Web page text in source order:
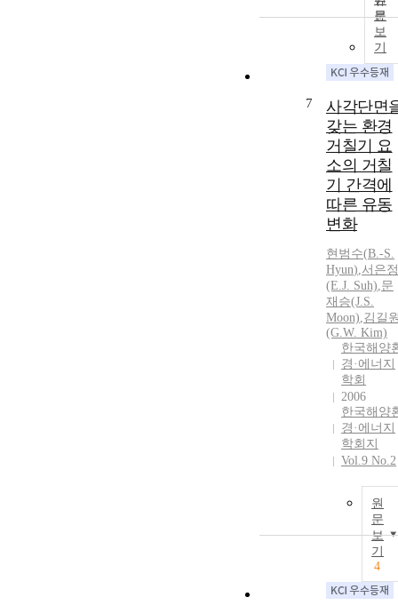
문
보
기
7
사각단면
갖는 환경
거칠기 요
소의 거칠
기 간격에
따른 유동
변화
현범수(B.-S.
Hyun),서은정
(E.J. Suh),문
재승(J.S.
Moon),김길
(G.W. Kim)
한국해양
경·에너지
학회
2006
한국해양
경·에너지
학회지
Vol.9 No.2
원
문
보
기
4